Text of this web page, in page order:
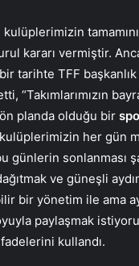
kararı vermiştir.
TFF başkanlık
planda olduğu bir
her gün
sonlanması
ve güneşli
bir yönetim ile ama
paylaşmak
kullandı.